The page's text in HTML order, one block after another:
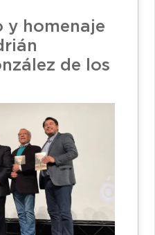
y homenaje
de los